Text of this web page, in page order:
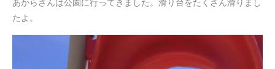
あからさんは公園に行ってきました。滑り台をたくさん滑りまし
たよ。